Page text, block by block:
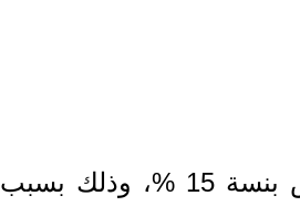
وأضاف ”زين” أن أسعار السيارات تنخفض بنسة 15 %، وذلك بسبب